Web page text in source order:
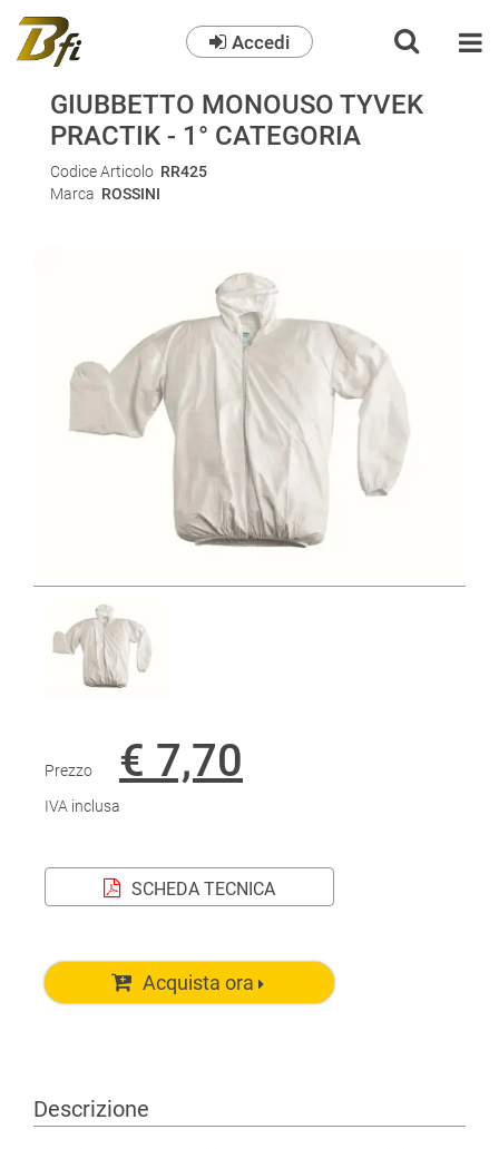
Accedi
GIUBBETTO MONOUSO TYVEK
PRACTIK - 1° CATEGORIA
Codice Articolo RR425
Marca ROSSINI
Prezzo € 7,70
IVA inclusa
SCHEDA TECNICA
Acquista ora
Descrizione